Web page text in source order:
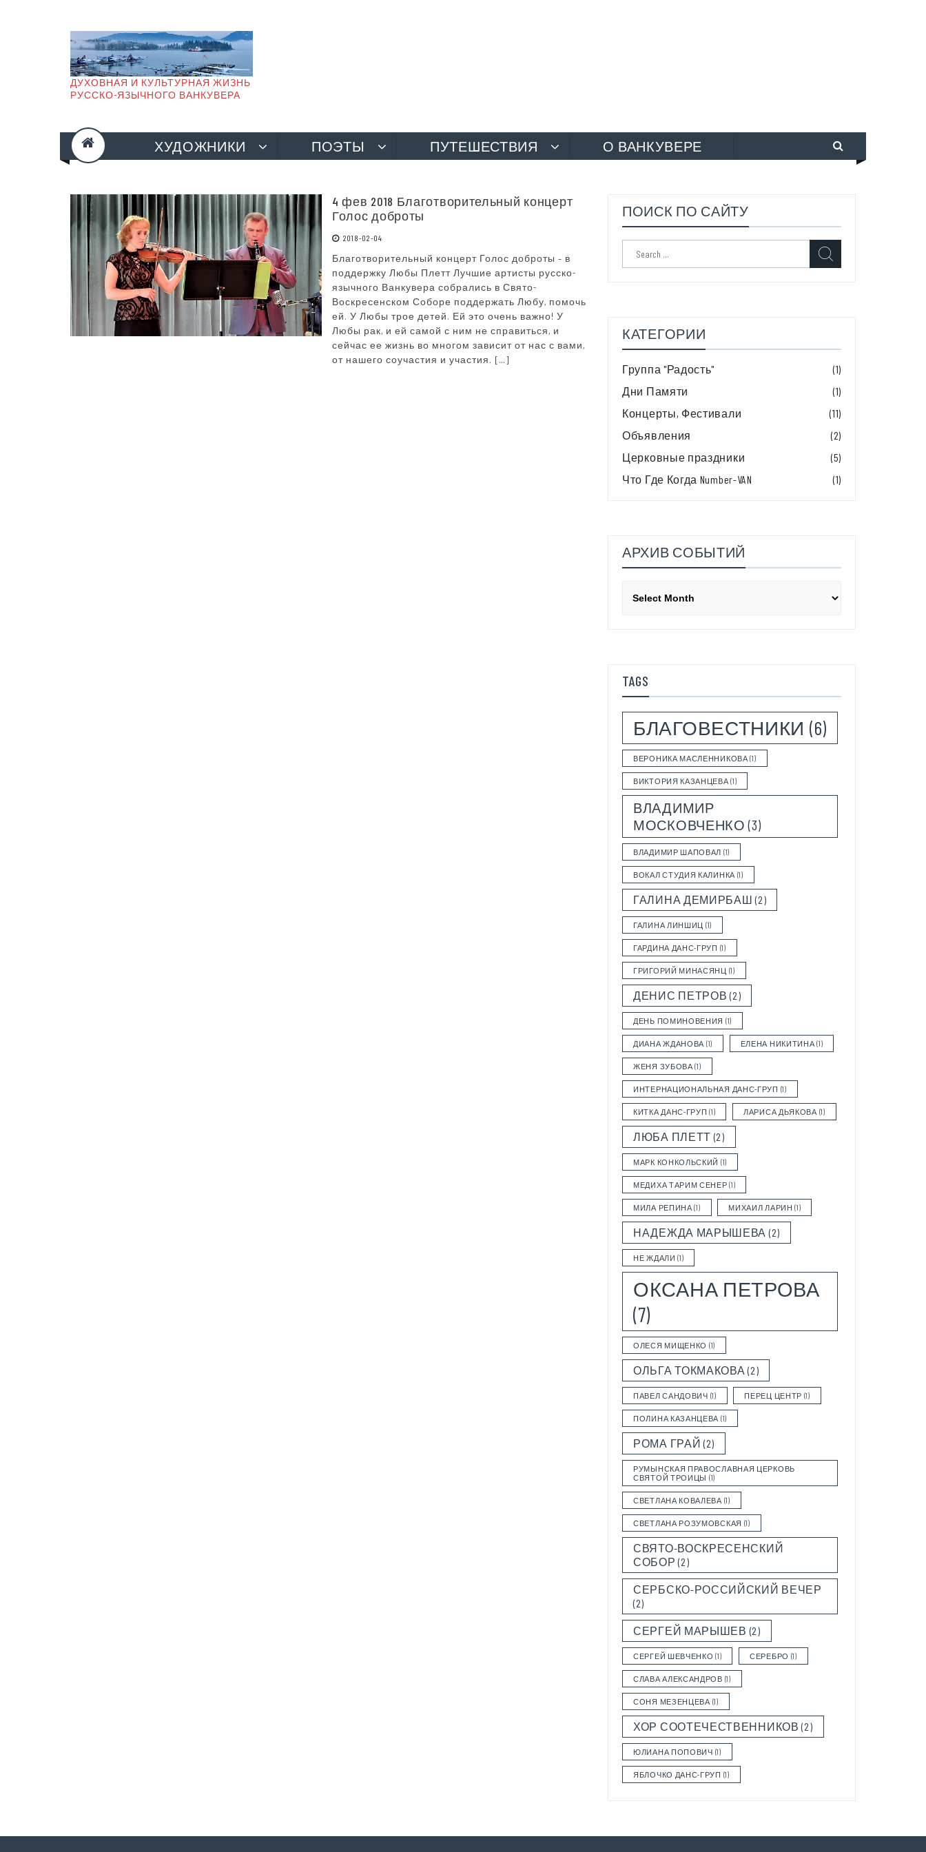
ДУХОВНАЯ И КУЛЬТУРНАЯ ЖИЗНЬ
РУССКО-ЯЗЫЧНОГО ВАНКУВЕРА
ХУДОЖНИКИ ПОЭТЫ ПУТЕШЕСТВИЯ О ВАНКУВЕРЕ
4 фев 2018 Благотворительный концерт
Голос доброты
2018-02-04
Благотворительный концерт Голос доброты – в
поддержку Любы Плетт Лучшие артисты русско-
язычного Ванкувера собрались в Свято-
Воскресенском Соборе поддержать Любу, помочь
ей. У Любы трое детей. Ей это очень важно! У
Любы рак, и ей самой с ним не справиться, и
сейчас ее жизнь во многом зависит от нас с вами,
от нашего соучастия и участия. […]
ПОИСК ПО САЙТУ
КАТЕГОРИИ
Группа "Радость"
(1)
Дни Памяти
(1)
Концерты, Фестивали
(11)
Объявления
(2)
Церковные праздники
(5)
Что Где Когда Number-VAN
(1)
АРХИВ СОБЫТИЙ
событий
TAGS
БЛАГОВЕСТНИКИ (6)
ВЕРОНИКА МАСЛЕННИКОВА (1)
ВИКТОРИЯ КАЗАНЦЕВА (1)
ВЛАДИМИР
МОСКОВЧЕНКО (3)
ВЛАДИМИР ШАПОВАЛ (1)
ВОКАЛ СТУДИЯ КАЛИНКА (1)
ГАЛИНА ДЕМИРБАШ (2)
ГАЛИНА ЛИНШИЦ (1)
ГАРДИНА ДАНС-ГРУП (1)
ГРИГОРИЙ МИНАСЯНЦ (1)
ДЕНИС ПЕТРОВ (2)
ДЕНЬ ПОМИНОВЕНИЯ (1)
ДИАНА ЖДАНОВА (1) ЕЛЕНА НИКИТИНА (1)
ЖЕНЯ ЗУБОВА (1)
ИНТЕРНАЦИОНАЛЬНАЯ ДАНС-ГРУП (1)
КИТКА ДАНС-ГРУП (1) ЛАРИСА ДЬЯКОВА (1)
ЛЮБА ПЛЕТТ (2)
МАРК КОНКОЛЬСКИЙ (1)
МЕДИХА ТАРИМ СЕНЕР (1)
МИЛА РЕПИНА (1) МИХАИЛ ЛАРИН (1)
НАДЕЖДА МАРЫШЕВА (2)
НЕ ЖДАЛИ (1)
ОКСАНА ПЕТРОВА
(7)
ОЛЕСЯ МИЩЕНКО (1)
ОЛЬГА ТОКМАКОВА (2)
ПАВЕЛ САНДОВИЧ (1) ПЕРЕЦ ЦЕНТР (1)
ПОЛИНА КАЗАНЦЕВА (1)
РОМА ГРАЙ (2)
РУМЫНСКАЯ ПРАВОСЛАВНАЯ ЦЕРКОВЬ
СВЯТОЙ ТРОИЦЫ (1)
СВЕТЛАНА КОВАЛЕВА (1)
СВЕТЛАНА РОЗУМОВСКАЯ (1)
СВЯТО-ВОСКРЕСЕНСКИЙ
СОБОР (2)
СЕРБСКО-РОССИЙСКИЙ ВЕЧЕР
(2)
СЕРГЕЙ МАРЫШЕВ (2)
СЕРГЕЙ ШЕВЧЕНКО (1) СЕРЕБРО (1)
СЛАВА АЛЕКСАНДРОВ (1)
СОНЯ МЕЗЕНЦЕВА (1)
ХОР СООТЕЧЕСТВЕННИКОВ (2)
ЮЛИАНА ПОПОВИЧ (1)
ЯБЛОЧКО ДАНС-ГРУП (1)